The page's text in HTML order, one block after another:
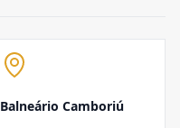
Balneário Camboriú